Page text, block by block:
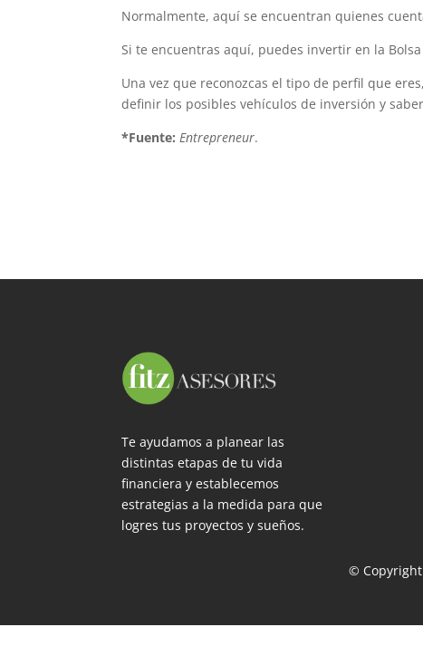
Normalmente, aquí se encuentran quienes
Si te encuentras aquí, puedes invertir en la
Una vez que reconozcas el tipo de perfil que
definir los posibles vehículos de inversión y
*Fuente: Entrepreneur.
Te ayudamos a planear las
distintas etapas de tu vida
financiera y establecemos
estrategias a la medida para que
logres tus proyectos y sueños.
© Copyright